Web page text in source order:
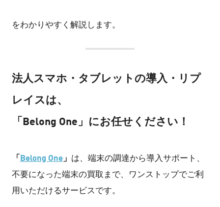
をわかりやすく解説します。
法人スマホ・タブレットの導入・リプ
レイスは、
「Belong One」にお任せください！
「Belong One」 は、端末の調達から導入サポート、
不要になった端末の買取まで、ワンストップでご利
用いただけるサービスです。